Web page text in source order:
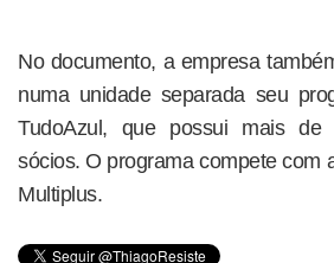
No documento, a empresa
numa unidade separada seu
TudoAzul, que possui mais de
sócios. O programa compete com
Multiplus.